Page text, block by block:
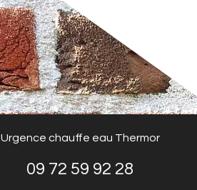
Urgence chauffe eau Thermor
09 72 59 92 28